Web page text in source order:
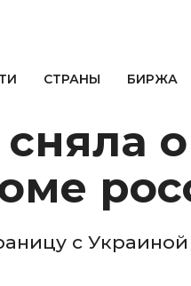
СТРАНЫ БИРЖА
с Украиной